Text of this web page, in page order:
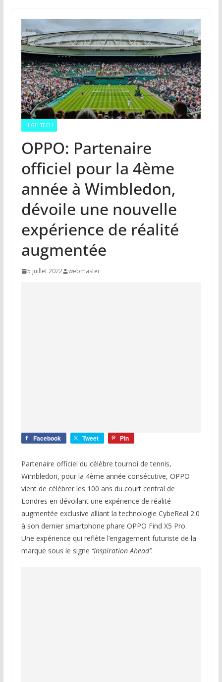
HIGH TECH
OPPO: Partenaire
officiel pour la 4ème
année à Wimbledon,
dévoile une nouvelle
expérience de réalité
augmentée
5 juillet 2022 webmaster
Facebook Tweet Pin
Partenaire officiel du célèbre tournoi de tennis,
Wimbledon, pour la 4ème année consécutive, OPPO
vient de célébrer les 100 ans du court central de
Londres en dévoilant une expérience de réalité
augmentée exclusive alliant la technologie CybeReal 2.0
à son dernier smartphone phare OPPO Find X5 Pro.
Une expérience qui reflète l’engagement futuriste de la
marque sous le signe ‘‘Inspiration Ahead’’.